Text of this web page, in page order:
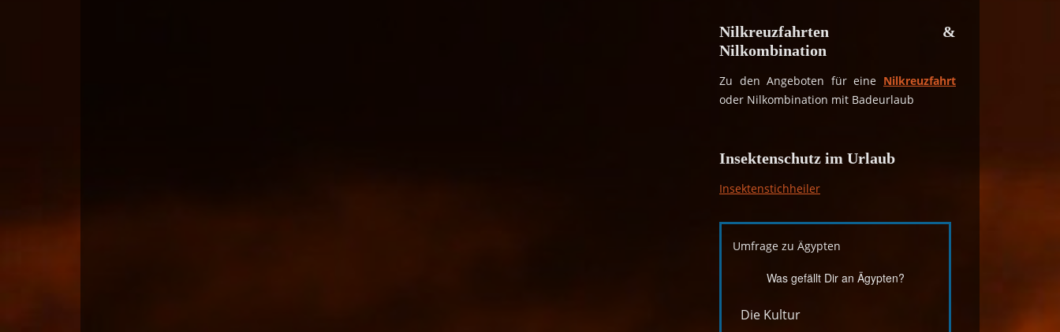
Nilkreuzfahrten &
Nilkombination
Zu den Angeboten für eine Nilkreuzfahrt
oder Nilkombination mit Badeurlaub
Insektenschutz im Urlaub
Insektenstichheiler
Umfrage zu Ägypten
Was gefällt Dir an Ägypten?
Die Kultur